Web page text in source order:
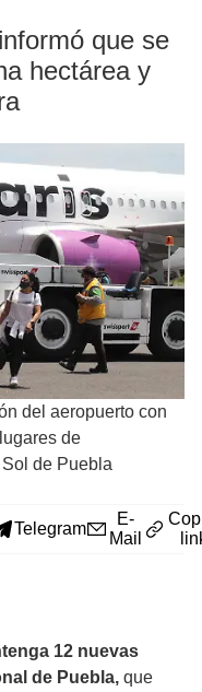
que se
hectárea y
del aeropuerto con
de
de Puebla
Telegram
E-
Mail
12 nuevas
de Puebla, que